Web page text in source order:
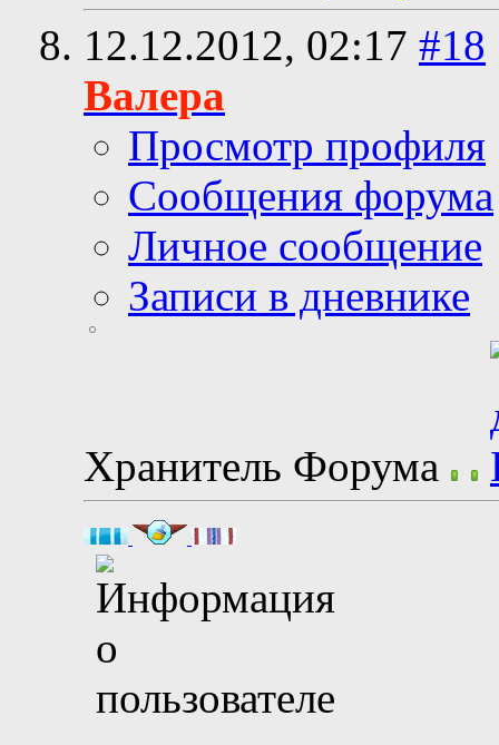
12.12.2012, 02:17 #18
Валера
Просмотр профиля
Сообщения форума
Личное сообщение
Записи в дневнике
Хранитель Форума